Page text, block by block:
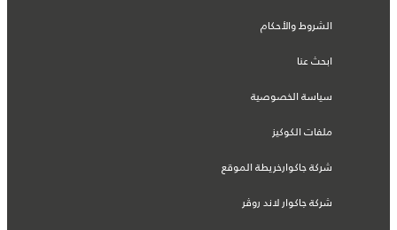
الشروط والأحكام
ابحث عنا
سياسة الخصوصية
ملفات الكوكيز
شركة جاكوارخريطة الموقع
شركة جاكوار لاند روڤر